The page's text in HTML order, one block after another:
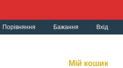
Порівняння Бажання Вхід
Мій кошик